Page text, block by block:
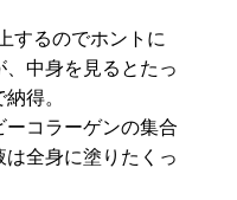
するのでホントに
中身を見るとたっ
得。
コラーゲンの集合
全身に塗りたくっ